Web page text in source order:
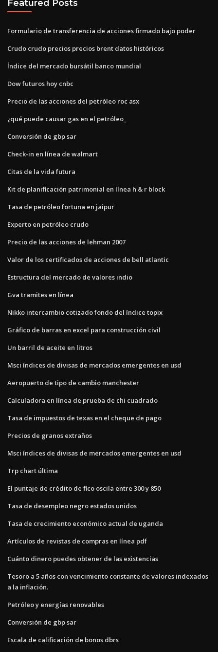
Featured Posts
Formulario de transferencia de acciones firmado bajo poder
Crudo crudo precios precios brent datos históricos
Índice del mercado bursátil banco mundial
Dow futuros hoy cnbc
Precio de las acciones del petróleo roc asx
¿qué puede causar gas en el petróleo_
Conversión de gbp sar
Check-in en línea de walmart
Citas de la vida futura
Kit de planificación patrimonial en línea h & r block
Tasa de petróleo fortuna en jaipur
Experto en petróleo crudo
Precio de las acciones de lehman 2007
Valor de los certificados de acciones de bell atlantic
Estructura del mercado de valores indio
Gva tramites en línea
Nikko intercambio cotizado fondo del índice topix
Gráfico de barras en excel para construcción civil
Un barril de aceite en litros
Msci índices de divisas de mercados emergentes en usd
Aeropuerto de tipo de cambio manchester
Calculadora en línea de prueba de chi cuadrado
Tasa de impuestos de texas en el cheque de pago
Precios de granos extraños
Msci índices de divisas de mercados emergentes en usd
Trp chart última
El puntaje de crédito de fico oscila entre 300 y 850
Tasa de desempleo negro estados unidos
Tasa de crecimiento económico actual de uganda
Artículos de revistas de compras en línea pdf
Cuánto dinero puedes obtener de las existencias
Tesoro a 5 años con vencimiento constante de valores indexados
a la inflación.
Petróleo y energías renovables
Conversión de gbp sar
Escala de calificación de bonos dbrs